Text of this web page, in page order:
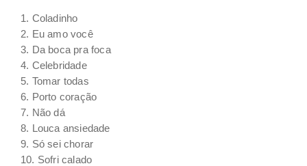
1. Coladinho
2. Eu amo você
3. Da boca pra foca
4. Celebridade
5. Tomar todas
6. Porto coração
7. Não dá
8. Louca ansiedade
9. Só sei chorar
10. Sofri calado